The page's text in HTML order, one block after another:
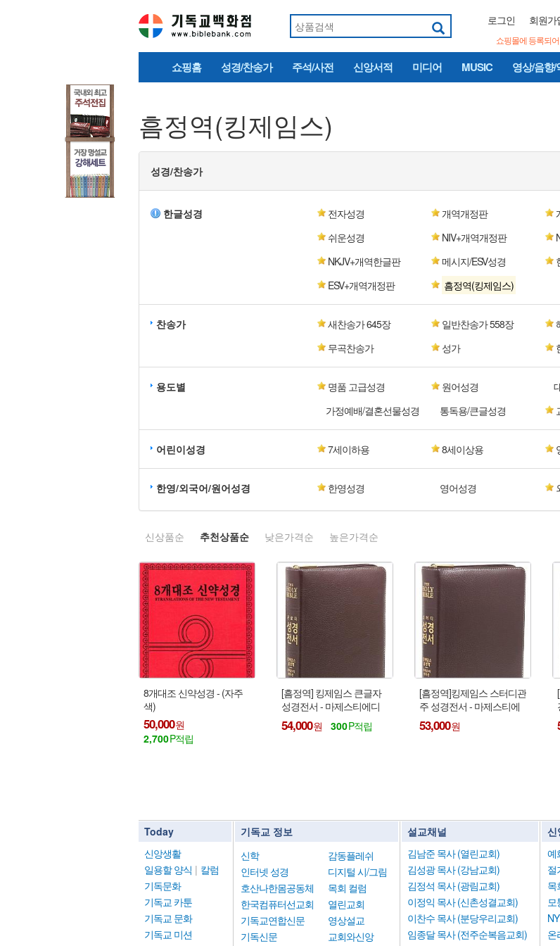
로그인 회원가
쇼핑몰에 등록되
쇼핑홈 성경/찬송가 주석/사전 신앙서적 미디어 MUSIC 영상/음향/
흠정역(킹제임스)
성경/찬송가
한글성경 전자성경 개역개정판
쉬운성경
NIV+개역개정판
NKJV+개역한글판
메시지/ESV성경
ESV+개역개정판
흠정역(킹제임스)
찬송가 새찬송가 645장 일반찬송가 558장
무곡찬송가
성가
용도별 명품 고급성경 원어성경
가정예배/결혼선물성경
통독용/큰글성경
어린이성경 7세이하용 8세이상용
한영/외국어/원어성경 한영성경 영어성경
신상품순 추천상품순 낮은가격순 높은가격순
8개대조 신약성경 - (자주
색)
50,000
2,700
[흠정역] 킹제임스 큰글자
성경전서 - 마제스티에디
션
54,000 300
[흠정역]킹제임스 스터디관
주 성경전서 - 마제스티에
디션(천연우피/지퍼/색인)
53,000
Today
신앙생활
일용할 양식 | 칼럼
기독문화
기독교 카툰
기독교 문화
기독교 미션
기독교 정보
신학
인터넷 성경
호산나한몸공동체
한국컴퓨터선교회
기독교연합신문
기독신문
감동플레쉬
디지털 시/그림
목회 컬럼
열린교회
영상설교
교회와신앙
설교채널
김남준 목사 (열린교회)
김성광 목사 (강남교회)
김정석 목사 (광림교회)
이정익 목사 (신촌성결교회)
이찬수 목사 (분당우리교회)
임종달 목사 (전주순복음교회)
신
예
절
목
모
온